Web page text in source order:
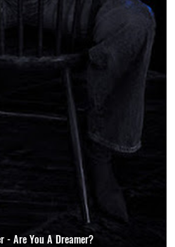
- Are You A Dreamer?